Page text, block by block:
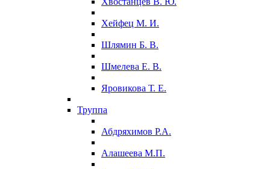
Хейфец М. И.
Шлямин Б. В.
Шмелева Е. В.
Яровикова Т. Е.
Труппа
Абдряхимов Р.А.
Алашеева М.П.